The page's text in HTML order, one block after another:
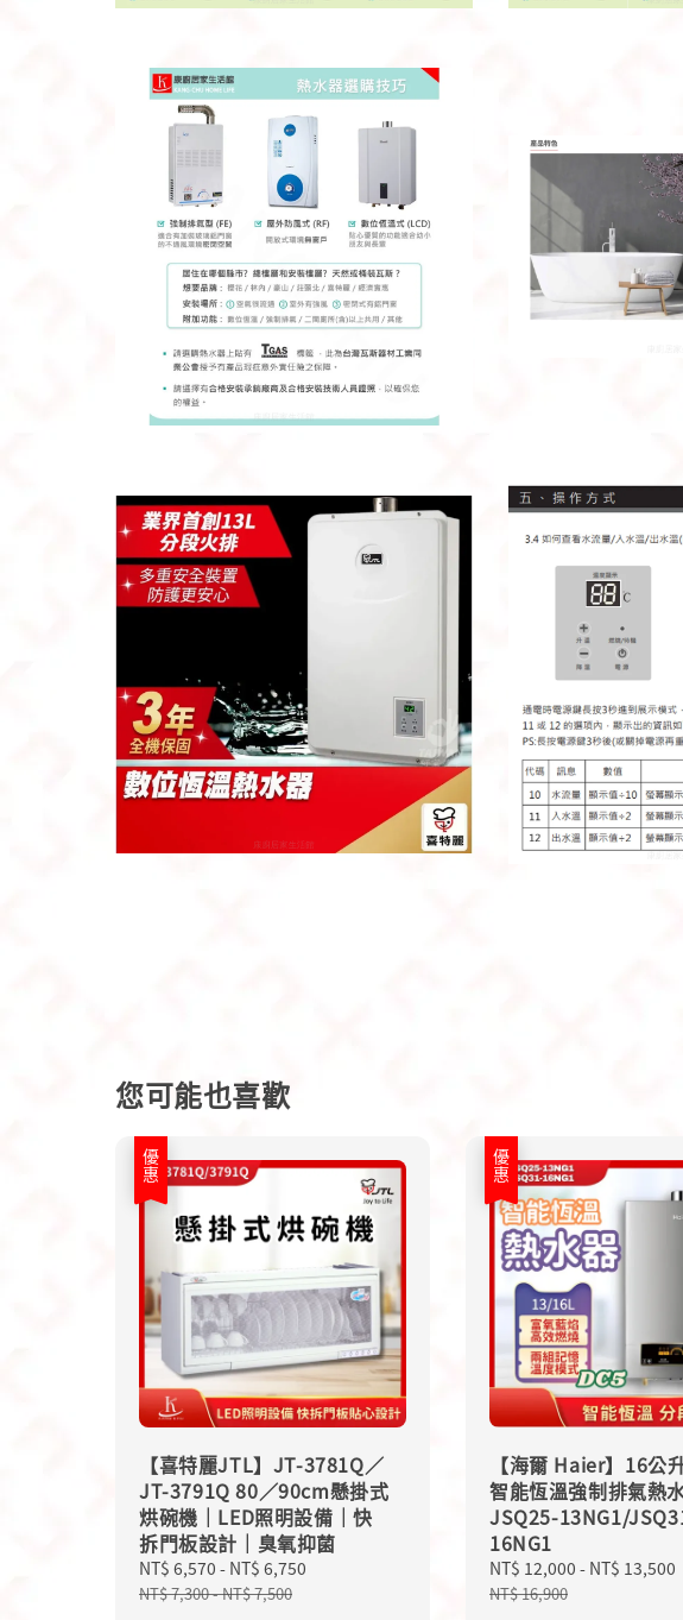
您可能也喜歡
優惠
【喜特麗JTL】JT-3781Q／
JT-3791Q 80／90cm懸掛式
烘碗機｜LED照明設備｜快
拆門板設計｜臭氧抑菌
Sale
price
NT$ 6,570 - NT$ 6,750
NT$ 7,300-NT$ 7,500
優惠
【海爾 Haier】16公
智能恆溫強制排氣熱
JSQ25-13NG1/
16NG1
Sale
price
NT$ 12,000 - NT$ 13,500
NT$ 16,900